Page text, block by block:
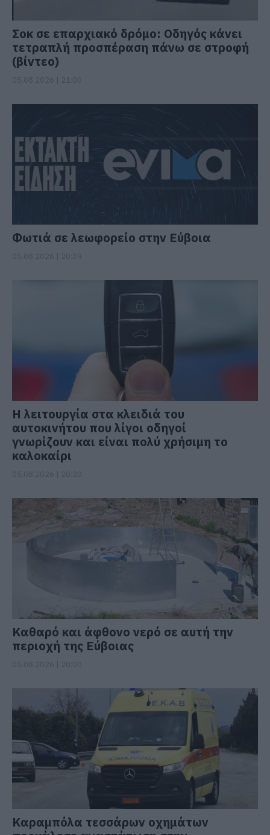
Σοκ σε επαρχιακό δρόμο: Οδηγός κάνει
τετραπλή προσπέραση πάνω σε στροφή
(βίντεο)
Φωτιά σε λεωφορείο στην Εύβοια
Η λειτουργία στα κλειδιά του
αυτοκινήτου που λίγοι οδηγοί
γνωρίζουν και είναι πολύ χρήσιμη το
καλοκαίρι
Καθαρό και άφθονο νερό σε αυτή την
περιοχή της Εύβοιας
Καραμπόλα τεσσάρων οχημάτων